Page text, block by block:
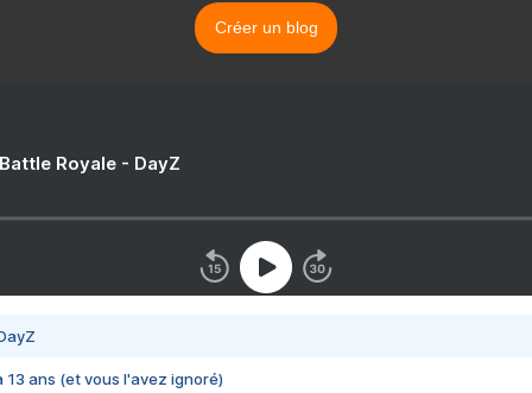
Créer un blog
Royale - DayZ
13 ans (et vous l'avez ignoré)